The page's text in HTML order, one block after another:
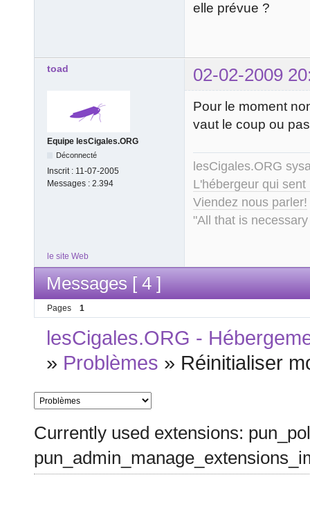
elle prévue ?
toad 02-02-2009
Equipe lesCigales.ORG
Déconnecté
Inscrit : 11-07-2005
Messages : 2.394
Pour le moment
vaut le coup ou
lesCigales.ORG
L'hébergeur qui
Viendez nous parler!
"All that is
le site Web
Messages [ 4 ]
Pages 1
lesCigales.ORG -
» Problèmes » Réinitialiser
Currently used extensions: